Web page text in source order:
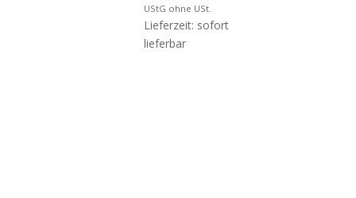
UStG ohne USt.
Lieferzeit: sofort
lieferbar